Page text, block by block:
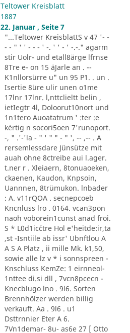
Teltower Kreisblatt
1887
22. Januar , Seite 7
"...Teltower KreisblattS v 47 '- -
- - " ' ' - - - ' -. ' ' - ' -.-." agarm
stir Uolr- und etall8ärge lfrnse
8Tre e- on 15 äJarle an . --
K1nllorsürre u" un 95 P1. . un .
Isertie 8üre ulir unen o1me
17lnr 17lnr. l,nttclieltt belin ,
ietIegtr 4l, Doloorut10nort und
1n1tero Auoatatrum ' :ter :e
kèrtig n socori5oen 7'runoport.
-, " .'-'la - " ' " " - " ', -- ,-- . A
rersemlessdare Jünsütze mit
auah ohne 8ctreibe aui l.ager.
t.ner r . Xleiaern, 8tonuaoeken,
ckaenen, Kaudon, Knpsoin,
Uannnen, 8trümukon. lnbader
: A. v11rQOA . secnepcoeb
Kncnluss lro . 0164. vcan3pon
naoh voborein1cunst anad froi.
S * L0d1ic´ctre Hol e'heitde:ir,ta
,st -Isntiile ab issr' Ubnftlou A
A S A Platz , ii mille Mk. k1,50,
sowie alle lz v * i sonnspreen -
Knschluss KemZe: 1 eirnneol-
1nttee di.si dll , 7vcn8pcecn -
Knecblugo lno . 9l6. Sorten
Brennhölzer werden billig
verkauft. Aa . 9l6 . u1
Dsttrnnier Eter A 6.
7Vn1demar- 8u- as6e 27 [ Otto